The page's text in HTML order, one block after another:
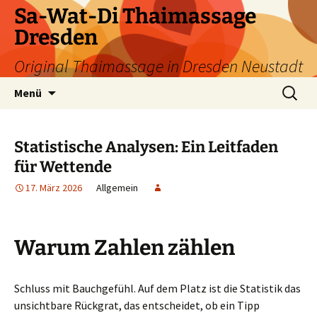
Zum
Inhalt
springen
Sa-Wat-Di Thaimassage
Dresden
Original Thaimassage in Dresden Neustadt
Menü
Suchen
nach:
Statistische Analysen: Ein Leitfaden
für Wettende
17. März 2026 Allgemein
Warum Zahlen zählen
Schluss mit Bauchgefühl. Auf dem Platz ist die Statistik das
unsichtbare Rückgrat, das entscheidet, ob ein Tipp